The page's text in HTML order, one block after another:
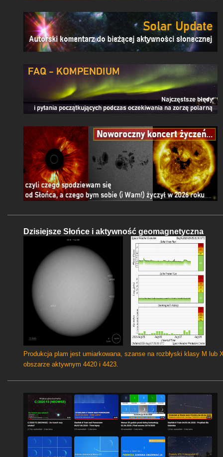
Dzisiejsze Słońce i aktywność geomagnetyczna
Produkcja plam jest umiarkowana, szanse na rozbłyski klasy M lub
obszarze aktywnym 4420 i 4423.